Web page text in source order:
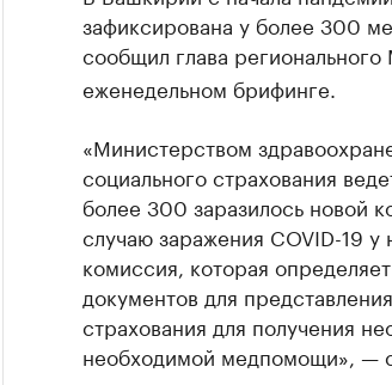
зафиксирована у более 300
сообщил глава
еженедельном брифинге.
«Министерством
социального страхования
более 300 заразилось новой
случаю заражения COVID-19 у
комиссия, которая
документов для
страхования для получения
необходимой медпомощи», —